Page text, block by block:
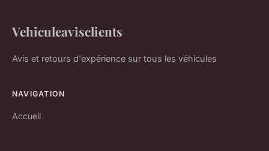
Vehiculeavisclients
Avis et retours d'expérience sur tous les véhicules
NAVIGATION
Accueil